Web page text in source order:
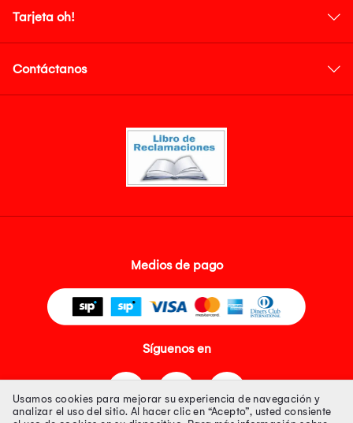
Tarjeta oh!
Contáctanos
Medios de pago
Síguenos en
Usamos cookies para mejorar su experiencia de navegación y
analizar el uso del sitio. Al hacer clic en “Acepto”, usted consiente